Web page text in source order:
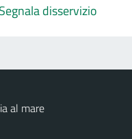
Segnala disservizio
al mare